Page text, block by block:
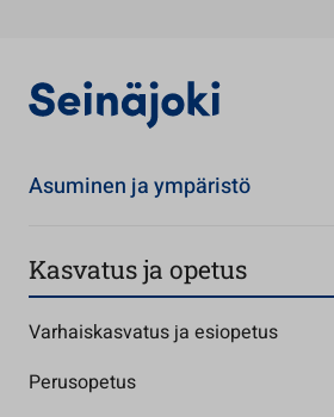
Asuminen ja ympäristö
Kasvatus ja opetus
Varhaiskasvatus ja esiopetus
Perusopetus